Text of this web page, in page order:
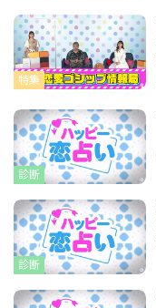
特集
診断
診断